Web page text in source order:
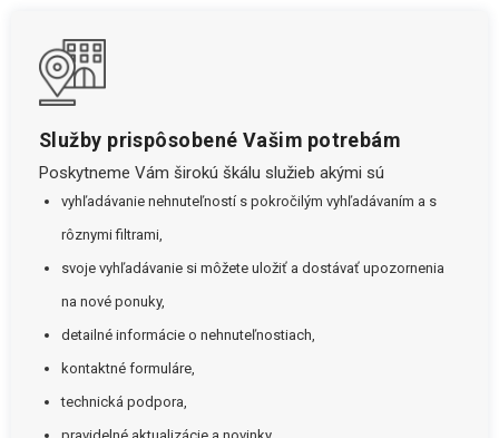
Služby prispôsobené Vašim potrebám
Poskytneme Vám širokú škálu služieb akými sú
vyhľadávanie nehnuteľností s pokročilým vyhľadávaním a s
rôznymi filtrami,
svoje vyhľadávanie si môžete uložiť a dostávať upozornenia
na nové ponuky,
detailné informácie o nehnuteľnostiach,
kontaktné formuláre,
technická podpora,